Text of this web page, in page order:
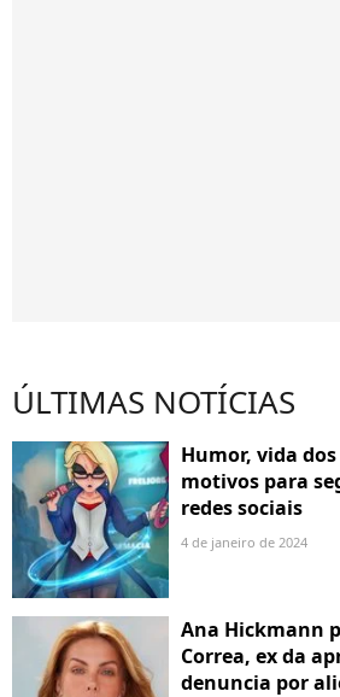
ÚLTIMAS NOTÍCIAS
Humor, vida
motivos para
redes sociais
4 de janeiro de 2024
Ana Hickmann
Correa, ex da
denuncia por